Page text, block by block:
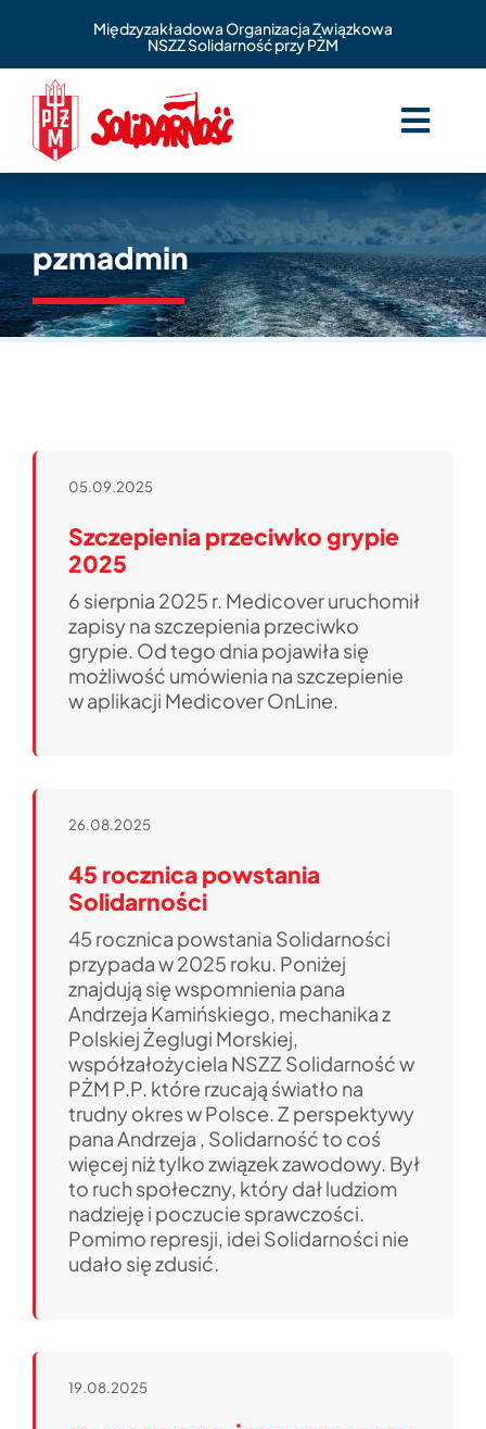
content
Międzyzakładowa Organizacja Związkowa
NSZZ Solidarność przy PŻM
Aktualności
Zasiłki statutowe
Benefity
Wspomnienia
Ważne linki
Pliki do pobrania
Strefa
pzmadmin
05.09.2025
Szczepienia przeciwko grypie
2025
6 sierpnia 2025 r. Medicover uruchomił
zapisy na szczepienia przeciwko
grypie. Od tego dnia pojawiła się
możliwość umówienia na szczepienie
w aplikacji Medicover OnLine.
26.08.2025
45 rocznica powstania
Solidarności
45 rocznica powstania Solidarności
przypada w 2025 roku. Poniżej
znajdują się wspomnienia pana
Andrzeja Kamińskiego, mechanika z
Polskiej Żeglugi Morskiej,
współzałożyciela NSZZ Solidarność w
PŻM P.P. które rzucają światło na
trudny okres w Polsce. Z perspektywy
pana Andrzeja , Solidarność to coś
więcej niż tylko związek zawodowy. Był
to ruch społeczny, który dał ludziom
nadzieję i poczucie sprawczości.
Pomimo represji, idei Solidarności nie
udało się zdusić.
19.08.2025